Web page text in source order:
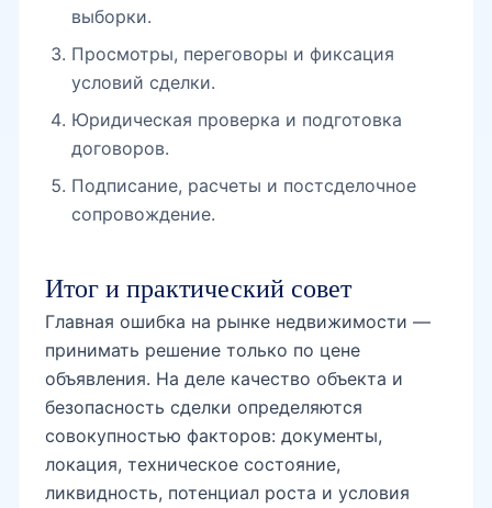
выборки.
Просмотры, переговоры и фиксация
условий сделки.
Юридическая проверка и подготовка
договоров.
Подписание, расчеты и постсделочное
сопровождение.
Итог и практический совет
Главная ошибка на рынке недвижимости —
принимать решение только по цене
объявления. На деле качество объекта и
безопасность сделки определяются
совокупностью факторов: документы,
локация, техническое состояние,
ликвидность, потенциал роста и условия